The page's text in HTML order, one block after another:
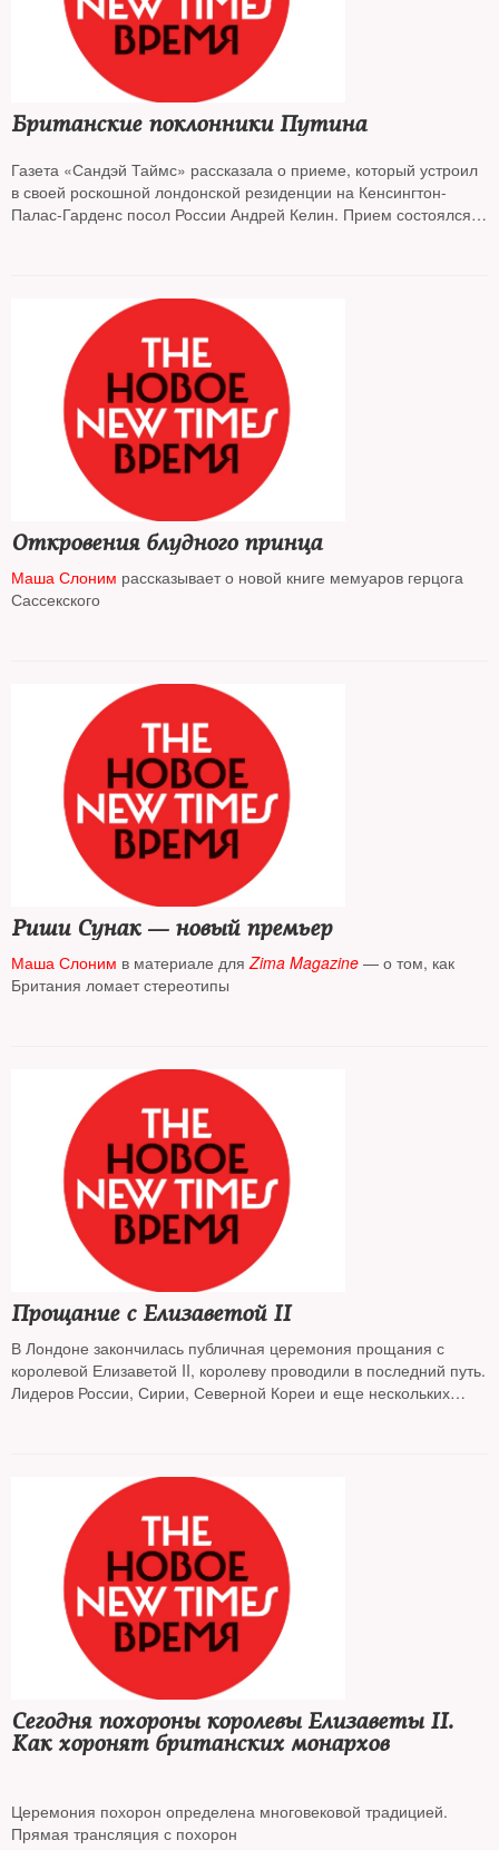
Британские поклонники Путина
Газета «Сандэй Таймс» рассказала о приеме, который устроил
в своей роскошной лондонской резиденции на Кенсингтон-
Палас-Гарденс посол России Андрей Келин. Прием состоялся
Андрей Келин не преминул упомянуть о «неразрывной связи»
присутствующих с «нашей родиной»
Откровения блудного принца
Маша Слоним рассказывает о новой книге мемуаров герцога
Сассекского
Риши Сунак — новый премьер
Маша Слоним в материале дляZima Magazine — о том, как
Британия ломает стереотипы
Прощание с Елизаветой II
В Лондоне закончилась публичная церемония прощания с
королевой Елизаветой II, королеву проводили в последний путь.
Лидеров России, Сирии, Северной Кореи и еще нескольких
Сегодня похороны королевы Елизаветы II.
Как хоронят британских монархов
Церемония похорон определена многовековой традицией.
Прямая трансляция с похорон